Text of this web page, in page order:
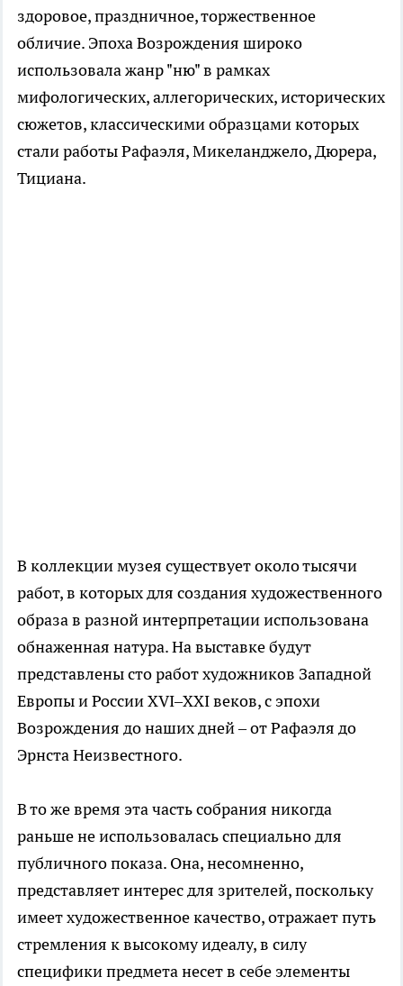
здоровое, праздничное, торжественное
обличие. Эпоха Возрождения широко
использовала жанр "ню" в рамках
мифологических, аллегорических, исторических
сюжетов, классическими образцами которых
стали работы Рафаэля, Микеланджело, Дюрера,
Тициана.
В коллекции музея существует около тысячи
работ, в которых для создания художественного
образа в разной интерпретации использована
обнаженная натура. На выставке будут
представлены сто работ художников Западной
Европы и России XVI–XXI веков, c эпохи
Возрождения до наших дней – от Рафаэля до
Эрнста Неизвестного.
В то же время эта часть собрания никогда
раньше не использовалась специально для
публичного показа. Она, несомненно,
представляет интерес для зрителей, поскольку
имеет художественное качество, отражает путь
стремления к высокому идеалу, в силу
специфики предмета несет в себе элементы